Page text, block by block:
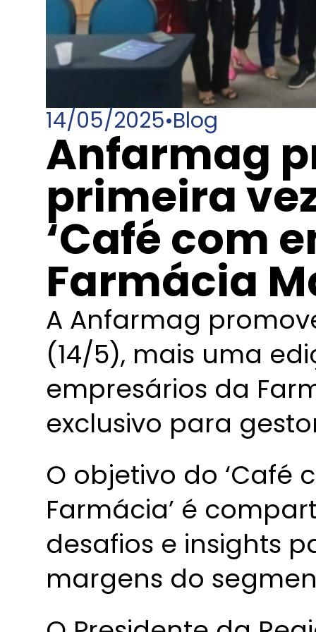
14/05/2025•Blog
Anfarmag
primeira
‘Café com
Farmácia
A Anfarmag
(14/5), mais uma
empresários da
exclusivo para
O objetivo do ‘Café
Farmácia’ é
desafios e insights
margens do